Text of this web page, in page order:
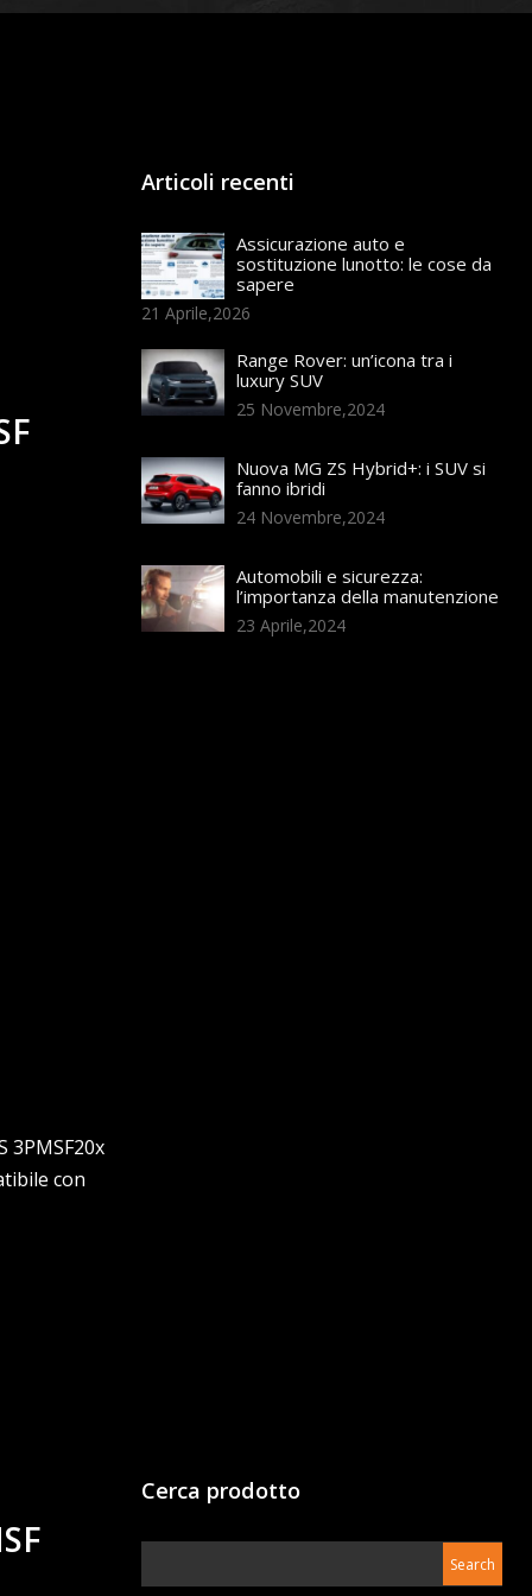
3PMSF20x
con
Articoli recenti
Assicurazione auto e
sostituzione lunotto: le cose da
sapere
21 Aprile,2026
Range Rover: un’icona tra i
luxury SUV
25 Novembre,2024
Nuova MG ZS Hybrid+: i SUV si
fanno ibridi
24 Novembre,2024
Automobili e sicurezza:
l’importanza della manutenzione
23 Aprile,2024
Cerca prodotto